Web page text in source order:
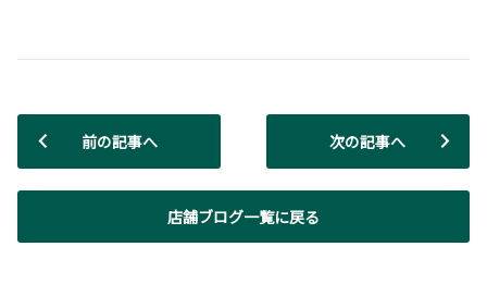
前の記事へ
店舗ブログ一覧に戻る
次の記事へ